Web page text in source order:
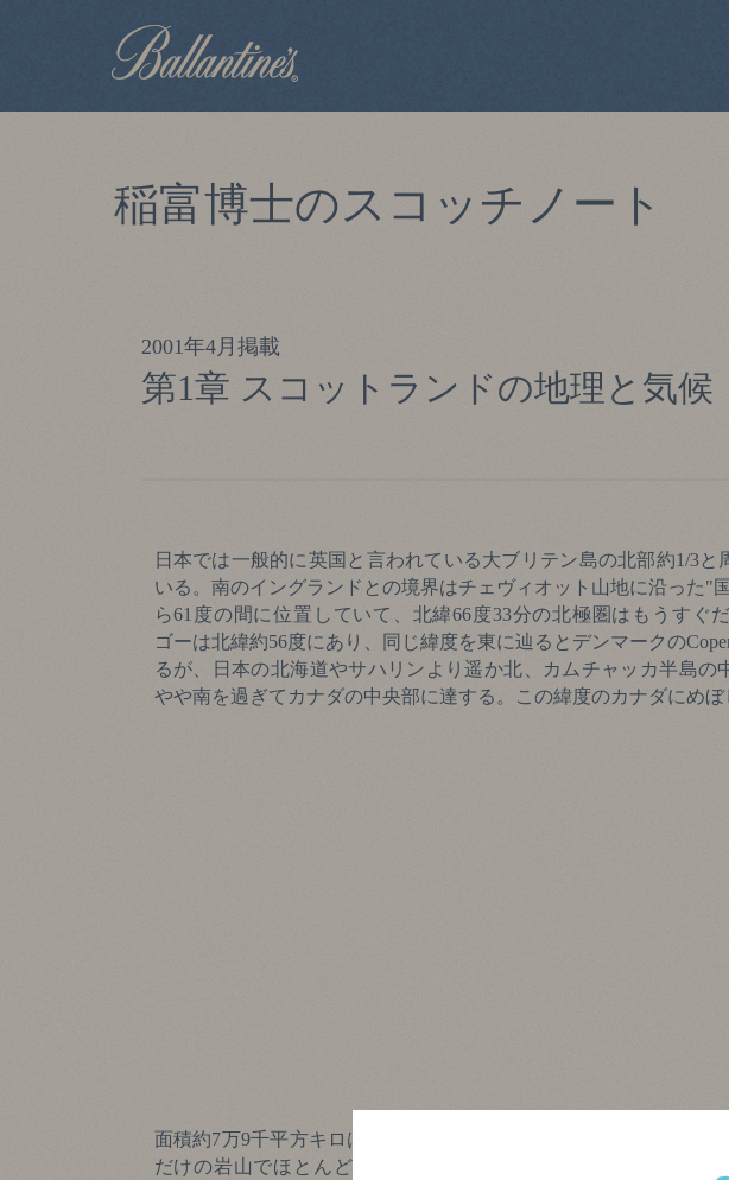
稲富博士のスコッチノート
2001年4月掲載
第1章 スコットランドの地理と気候
日本では一般的に英国と言われている大ブリテン島の北部約1/3と
いる。南のイングランドとの境界はチェヴィオット山地に沿った"
ら61度の間に位置していて、北緯66度33分の北極圏はもうすぐ
ゴーは北緯約56度にあり、同じ緯度を東に辿るとデンマークの
るが、日本の北海道やサハリンより遥か北、カムチャッカ半島の
やや南を過ぎてカナダの中央部に達する。この緯度のカナダにめぼ
面積約7万9千平方キロは日本の北海道とほぼ同じであるが、全面
だけの岩山でほとんど不毛である。地理的には北方ハイランド